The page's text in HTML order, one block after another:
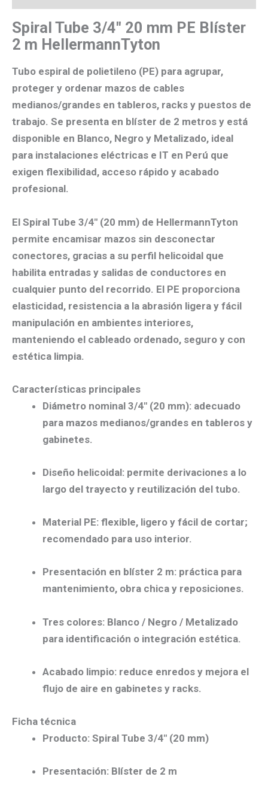
Spiral Tube 3/4″ 20 mm PE Blíster
2 m HellermannTyton
Tubo espiral de polietileno (PE) para agrupar,
proteger y ordenar mazos de cables
medianos/grandes en tableros, racks y puestos de
trabajo. Se presenta en blíster de 2 metros y está
disponible en Blanco, Negro y Metalizado, ideal
para instalaciones eléctricas e IT en Perú que
exigen flexibilidad, acceso rápido y acabado
profesional.
El Spiral Tube 3/4″ (20 mm) de HellermannTyton
permite encamisar mazos sin desconectar
conectores, gracias a su perfil helicoidal que
habilita entradas y salidas de conductores en
cualquier punto del recorrido. El PE proporciona
elasticidad, resistencia a la abrasión ligera y fácil
manipulación en ambientes interiores,
manteniendo el cableado ordenado, seguro y con
estética limpia.
Características principales
Diámetro nominal 3/4″ (20 mm): adecuado
para mazos medianos/grandes en tableros y
gabinetes.
Diseño helicoidal: permite derivaciones a lo
largo del trayecto y reutilización del tubo.
Material PE: flexible, ligero y fácil de cortar;
recomendado para uso interior.
Presentación en blíster 2 m: práctica para
mantenimiento, obra chica y reposiciones.
Tres colores: Blanco / Negro / Metalizado
para identificación o integración estética.
Acabado limpio: reduce enredos y mejora el
flujo de aire en gabinetes y racks.
Ficha técnica
Producto: Spiral Tube 3/4″ (20 mm)
Presentación: Blíster de 2 m